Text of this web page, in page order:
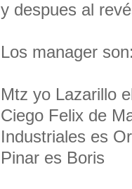
y despues al
Los manager
Mtz yo Lazarillo
Ciego Felix de
Industriales es
Pinar es Boris